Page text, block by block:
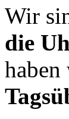
Wir
die